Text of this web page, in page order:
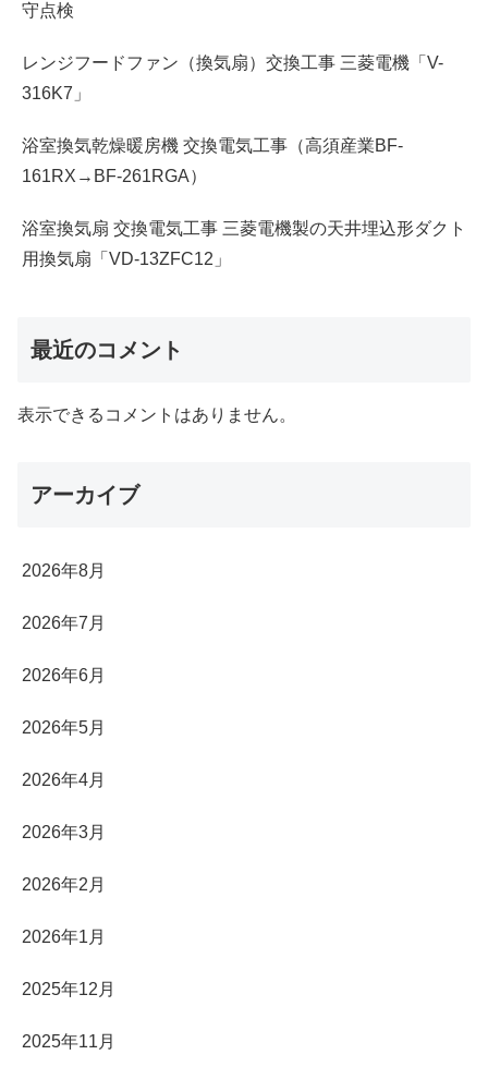
守点検
レンジフードファン（換気扇）交換工事 三菱電機「V-
316K7」
浴室換気乾燥暖房機 交換電気工事（高須産業BF-
161RX→BF-261RGA）
浴室換気扇 交換電気工事 三菱電機製の天井埋込形ダクト
用換気扇「VD-13ZFC12」
最近のコメント
表示できるコメントはありません。
アーカイブ
2026年8月
2026年7月
2026年6月
2026年5月
2026年4月
2026年3月
2026年2月
2026年1月
2025年12月
2025年11月